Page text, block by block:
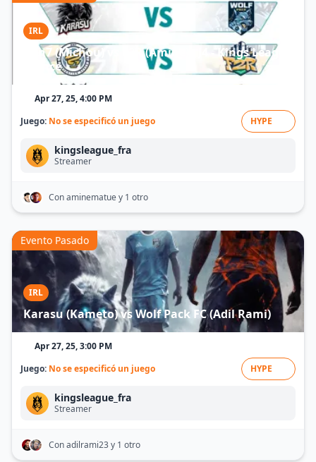
IRL
Gen7 (Michou) vs F2R (Amine) - J4 - Kings League
France
Apr 27, 25, 4:00 PM
Juego: No se especificó un juego HYPE
kingsleague_fra
Streamer
Con aminematuey 1 otro
IRL
Karasu (Kameto) vs Wolf Pack FC (Adil Rami)
Evento Pasado
Apr 27, 25, 3:00 PM
Juego: No se especificó un juego HYPE
kingsleague_fra
Streamer
Con adilrami23y 1 otro